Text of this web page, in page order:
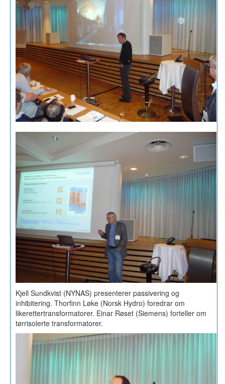
Kjell Sundkvist (NYNAS) presenterer passivering og
inhibitering. Thorfinn Løke (Norsk Hydro) foredrar om
likerettertransformatorer. Einar Røset (Siemens) forteller om
tørrisolerte transformatorer.